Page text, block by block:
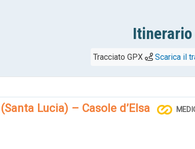
Itinerario
Tracciato GPX Scarica il
Lucia) – Casole d’Elsa